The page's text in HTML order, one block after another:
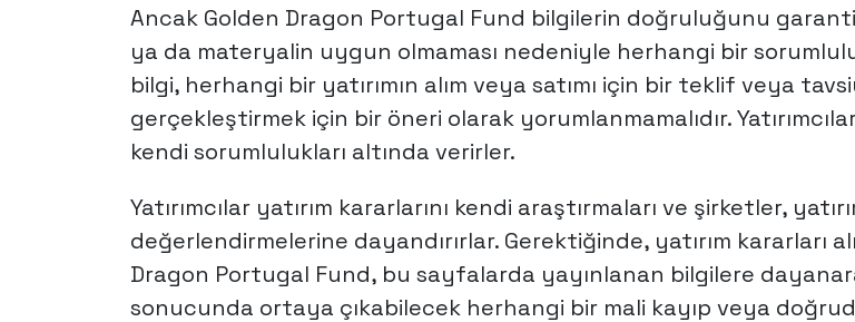
Ancak Golden Dragon Portugal Fund bilgilerin doğruluğunu
ya da materyalin uygun olmaması nedeniyle herhangi bir
bilgi, herhangi bir yatırımın alım veya satımı için bir teklif veya
gerçekleştirmek için bir öneri olarak yorumlanmamalıdır.
kendi sorumlulukları altında verirler.
Yatırımcılar yatırım kararlarını kendi araştırmaları ve şirketler,
değerlendirmelerine dayandırırlar. Gerektiğinde, yatırım kararları
Dragon Portugal Fund, bu sayfalarda yayınlanan bilgilere
sonucunda ortaya çıkabilecek herhangi bir mali kayıp veya